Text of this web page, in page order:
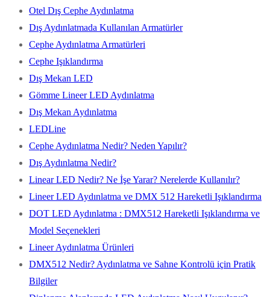
Otel Dış Cephe Aydınlatma
Dış Aydınlatmada Kullanılan Armatürler
Cephe Aydınlatma Armatürleri
Cephe Işıklandırma
Dış Mekan LED
Gömme Lineer LED Aydınlatma
Dış Mekan Aydınlatma
LEDLine
Cephe Aydınlatma Nedir? Neden Yapılır?
Dış Aydınlatma Nedir?
Linear LED Nedir? Ne İşe Yarar? Nerelerde Kullanılır?
Lineer LED Aydınlatma ve DMX 512 Hareketli Işıklandırma
DOT LED Aydınlatma : DMX512 Hareketli Işıklandırma ve
Model Seçenekleri
Lineer Aydınlatma Ürünleri
DMX512 Nedir? Aydınlatma ve Sahne Kontrolü için Pratik
Bilgiler